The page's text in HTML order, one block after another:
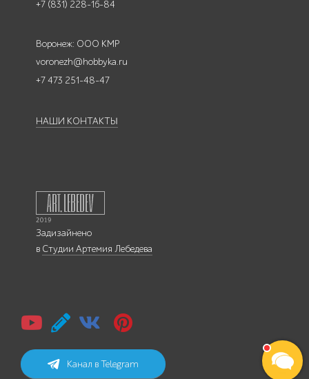
+7 (831) 228-16-84
Воронеж: ООО КМР
voronezh@hobbyka.ru
+7 473 251-48-47
НАШИ КОНТАКТЫ
Задизайнено
в Студии Артемия Лебедева
Канал в Telegram